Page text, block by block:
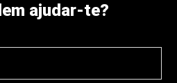
ajudar-te?